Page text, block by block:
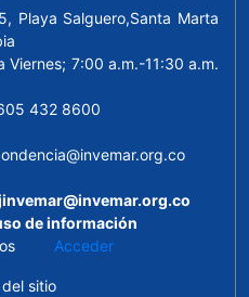
Playa Salguero,Santa Marta
Viernes; 7:00 a.m.-11:30 a.m.
432 8600
de información
Acceder
sitio